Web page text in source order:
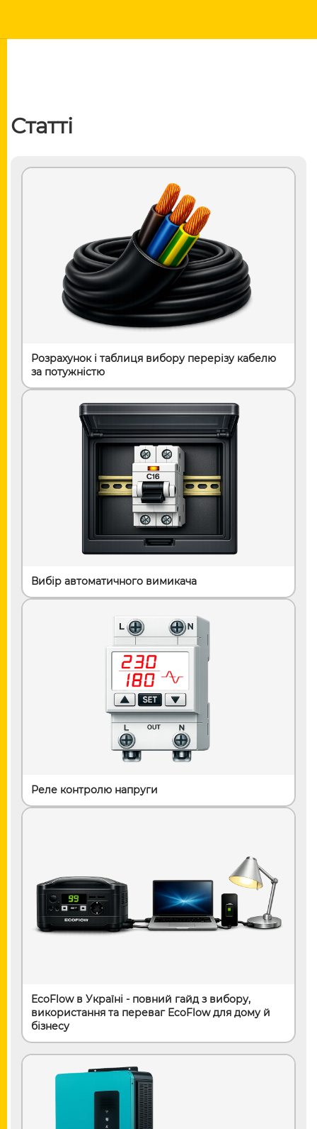
Статті
Розрахунок і таблиця вибору перерізу кабелю
за потужністю
Вибір автоматичного вимикача
Реле контролю напруги
EcoFlow в Україні - повний гайд з вибору,
використання та переваг EcoFlow для дому й
бізнесу